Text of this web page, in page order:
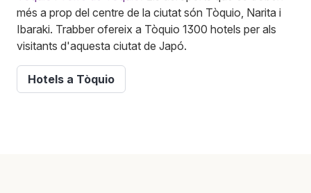
més a prop del centre de la ciutat són Tòquio, Narita i
Ibaraki. Trabber ofereix a Tòquio 1300 hotels per als
visitants d'aquesta ciutat de Japó.
Hotels a Tòquio